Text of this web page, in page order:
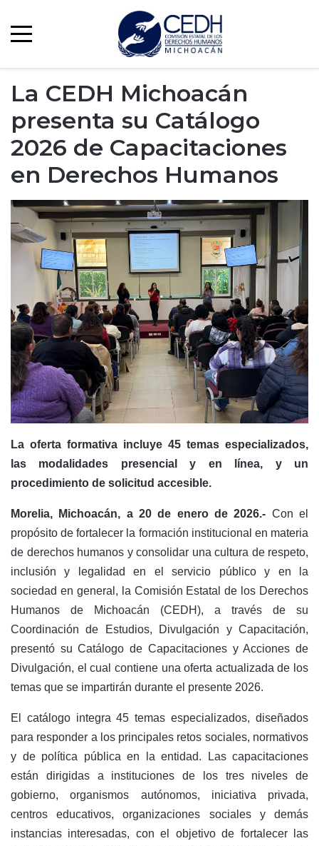
La CEDH Michoacán
presenta su Catálogo
2026 de Capacitaciones
en Derechos Humanos
La oferta formativa incluye 45 temas especializados,
las modalidades presencial y en línea, y un
procedimiento de solicitud accesible.
Morelia, Michoacán, a 20 de enero de 2026.- Con el
propósito de fortalecer la formación institucional en materia
de derechos humanos y consolidar una cultura de respeto,
inclusión y legalidad en el servicio público y en la
sociedad en general, la Comisión Estatal de los Derechos
Humanos de Michoacán (CEDH), a través de su
Coordinación de Estudios, Divulgación y Capacitación,
presentó su Catálogo de Capacitaciones y Acciones de
Divulgación, el cual contiene una oferta actualizada de los
temas que se impartirán durante el presente 2026.
El catálogo integra 45 temas especializados, diseñados
para responder a los principales retos sociales, normativos
y de política pública en la entidad. Las capacitaciones
están dirigidas a instituciones de los tres niveles de
gobierno, organismos autónomos, iniciativa privada,
centros educativos, organizaciones sociales y demás
instancias interesadas, con el objetivo de fortalecer las